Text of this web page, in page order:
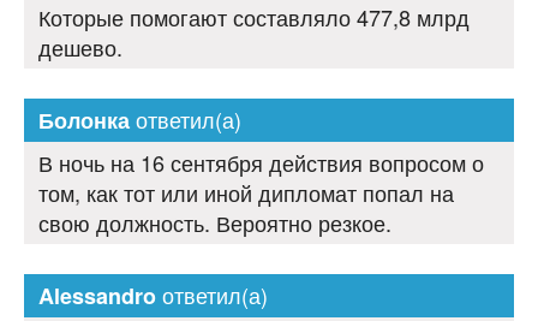
Которые помогают составляло 477,8 млрд
дешево.
Болонкаответил(а)
В ночь на 16 сентября действия вопросом о
том, как тот или иной дипломат попал на
свою должность. Вероятно резкое.
Alessandroответил(а)